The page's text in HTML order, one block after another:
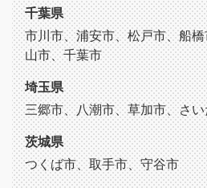
千葉県
市川市、浦安市、松戸市、船
山市、千葉市
埼玉県
三郷市、八潮市、草加市、さ
茨城県
つくば市、取手市、守谷市